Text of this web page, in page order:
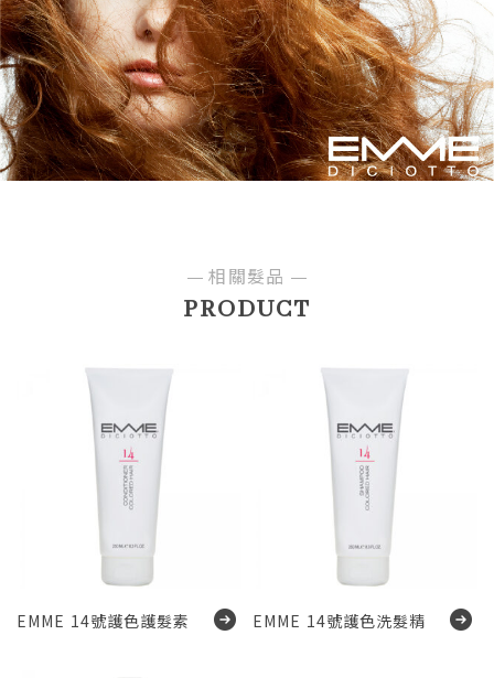
PRODUCT
相關髮品
EMME 14號護色護髮素 EMME 14號護色洗髮精